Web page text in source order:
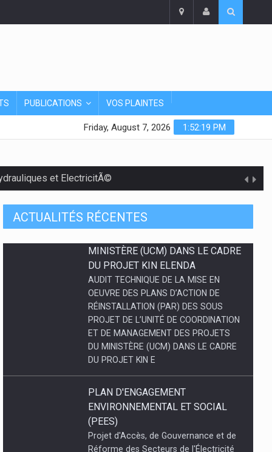
PUBLICATIONS VOS PLAINTES
1:52:20 PM
Friday, August 7, 2026
et ElectricitÃ©
ACTUALITÉS RÉCENTES
PLAN D'ENGAGEMENT
ENVIRONNEMENTAL ET SOCIAL
(PEES)
Projet d'Accès, de Gouvernance et de
Réforme des Secteurs de l'Électricité
et de l'Eau (AGREE) : PLAN
D'ENGAGEMENT ENVIRONNEMENTAL
ET SOCIAL (PEES) - Restructuration
AVIS A MANIFESTATIONS
D'INTERET : Recrutement d'un
Consultant (firme) chargé d'Audit
externe comptable et financier de la